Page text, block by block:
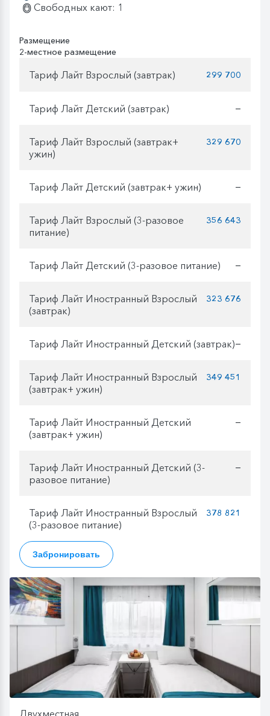
Свободных кают: 1
Размещение
2-местное размещение
Тариф Лайт Взрослый (завтрак) 299 700
Тариф Лайт Детский (завтрак) —
Тариф Лайт Взрослый (завтрак+
ужин)
329 670
Тариф Лайт Детский (завтрак+ ужин) —
Тариф Лайт Взрослый (3-разовое
питание)
356 643
Тариф Лайт Детский (3-разовое питание) —
Тариф Лайт Иностранный Взрослый
(завтрак)
323 676
Тариф Лайт Иностранный Детский (завтрак)—
Тариф Лайт Иностранный Взрослый
(завтрак+ ужин)
349 451
Тариф Лайт Иностранный Детский
(завтрак+ ужин)
—
Тариф Лайт Иностранный Детский (3-
разовое питание)
—
Тариф Лайт Иностранный Взрослый
(3-разовое питание)
378 821
Забронировать